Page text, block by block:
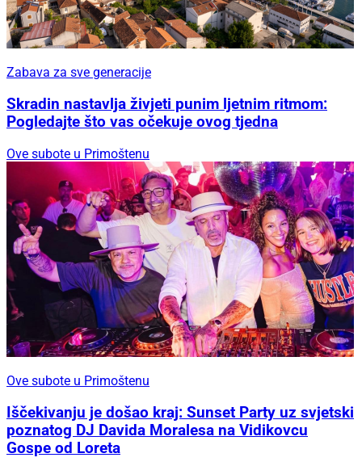
Zabava za sve generacije
Skradin nastavlja živjeti punim ljetnim ritmom:
Pogledajte što vas očekuje ovog tjedna
Ove subote u Primoštenu
Ove subote u Primoštenu
Iščekivanju je došao kraj: Sunset Party uz svjetski
poznatog DJ Davida Moralesa na Vidikovcu
Gospe od Loreta